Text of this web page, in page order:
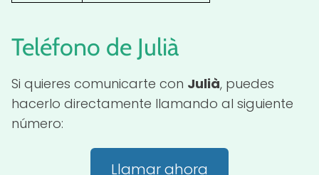
Teléfono de Julià
Si quieres comunicarte con Julià, puedes
hacerlo directamente llamando al siguiente
número:
Llamar ahora